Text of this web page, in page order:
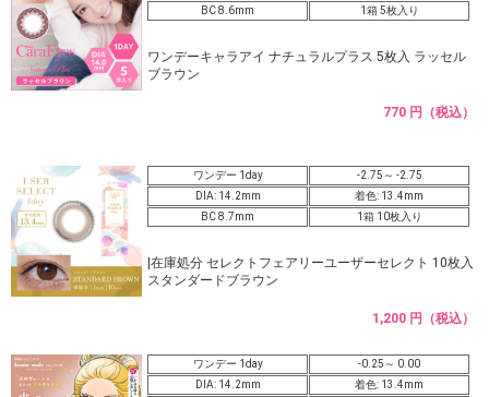
BC 8.6mm
1箱 5枚入り
ワンデーキャラアイ ナチュラルプラス 5枚入 ラッセル
ブラウン
770 円（税込）
ワンデー 1day
-2.75～ -2.75
DIA: 14.2mm
着色: 13.4mm
BC 8.7mm
1箱 10枚入り
|在庫処分 セレクトフェアリーユーザーセレクト 10枚入
スタンダードブラウン
1,200 円（税込）
ワンデー 1day
-0.25～ 0.00
DIA: 14.2mm
着色: 13.4mm